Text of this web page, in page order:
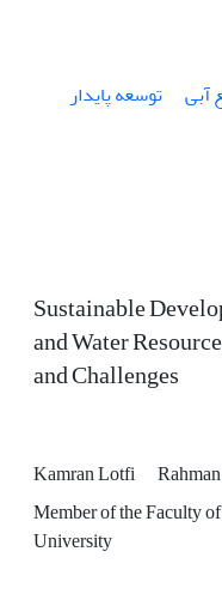
آبی
توسعه پایدار
Sustainable
and Water
and Challenges
Kamran Lotfi
Member of the Faculty
University